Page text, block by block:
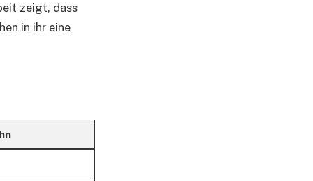
zeigt, dass
in ihr eine